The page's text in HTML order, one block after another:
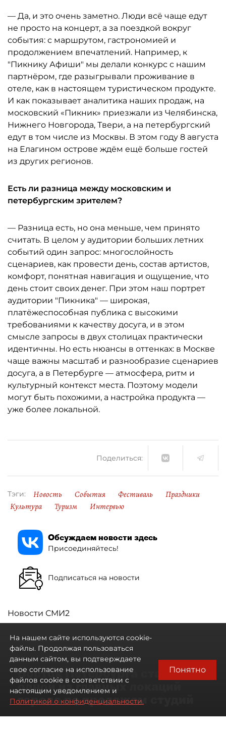
— Да, и это очень заметно. Люди всё чаще едут
не просто на концерт, а за поездкой вокруг
события: с маршрутом, гастрономией и
продолжением впечатлений. Например, к
"Пикнику Афиши" мы делали конкурс с нашим
партнёром, где разыгрывали проживание в
отеле, как в настоящем туристическом продукте.
И как показывает аналитика наших продаж, на
московский «Пикник» приезжали из Челябинска,
Нижнего Новгорода, Твери, а на петербургский
едут в том числе из Москвы. В этом году 8 августа
на Елагином острове ждём ещё больше гостей
из других регионов.
Есть ли разница между московским и
петербургским зрителем?
— Разница есть, но она меньше, чем принято
считать. В целом у аудитории больших летних
событий один запрос: многослойность
сценариев, как провести день, состав артистов,
комфорт, понятная навигация и ощущение, что
день стоит своих денег. При этом наш портрет
аудитории "Пикника" — широкая,
платёжеспособная публика с высокими
требованиями к качеству досуга, и в этом
смысле запросы в двух столицах практически
идентичны. Но есть нюансы в оттенках: в Москве
чаще важны масштаб и разнообразие сценариев
досуга, а в Петербурге — атмосфера, ритм и
культурный контекст места. Поэтому модели
могут быть похожими, а настройка продукта —
уже более локальной.
Поделиться:
Тэги: Новость События Фестиваль
Праздники
Культура
Туризм Интервью
Обсуждаем новости здесь
Присоединяйтесь!
Подписаться на новости
Новости СМИ2
Восток Петербурга стал
одной из главных локаций
города по продажам студий
На нашем сайте используются cookie-
файлы. Продолжая пользоваться
данным сайтом, вы подтверждаете
свое согласие на использование
файлов cookie в соответствии с
настоящим уведомлением и
Политикой о конфиденциальности.
Понятно